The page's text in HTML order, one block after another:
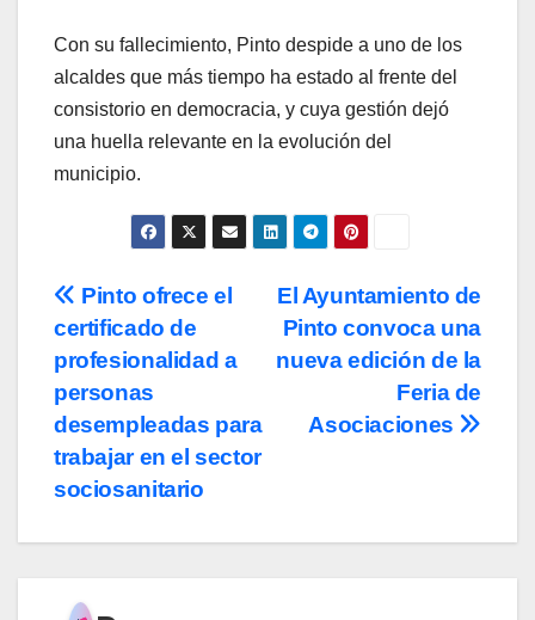
Con su fallecimiento, Pinto despide a uno de los
alcaldes que más tiempo ha estado al frente del
consistorio en democracia, y cuya gestión dejó
una huella relevante en la evolución del
municipio.
Navegación
de
entradas
El Ayuntamiento de
Pinto convoca una
nueva edición de la
Feria de
Asociaciones
Pinto ofrece el
certificado de
profesionalidad a
personas
desempleadas para
trabajar en el sector
sociosanitario